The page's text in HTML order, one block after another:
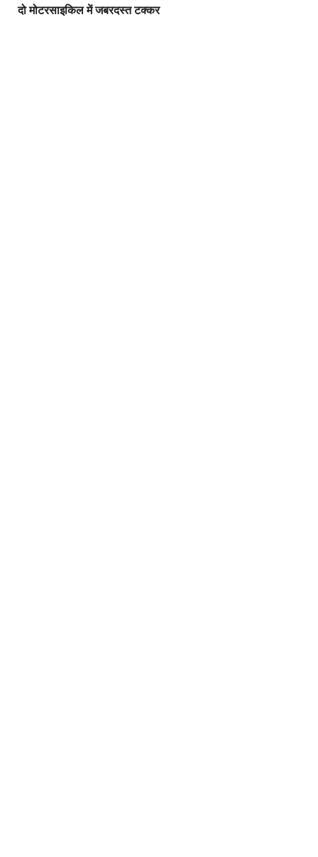
दो मोटरसाइकिल में जबरदस्त टक्कर